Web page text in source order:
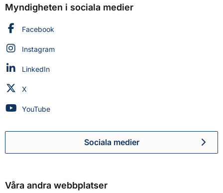
Myndigheten i sociala medier
Myndigheten för civilt försvar på
Facebook
Myndigheten för civilt försvar på
Instagram
Myndigheten för civilt försvar på
LinkedIn
Myndigheten för civilt försvar på
X
Myndigheten för civilt försvar på
YouTube
Myndigheten för civilt
Sociala medier
Våra andra webbplatser